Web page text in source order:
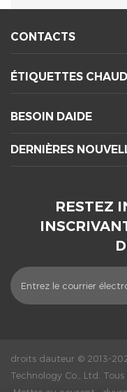
CONTACTS
ÉTIQUETTES
BESOIN DAIDE
DERNIÈRES
RESTEZ
droits dauteur © 2013-
Technology Co., Ltd. Tous